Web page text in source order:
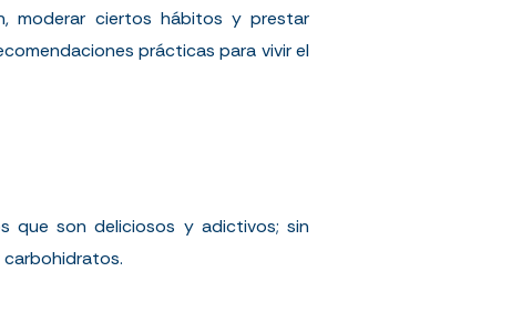
moderar ciertos hábitos y prestar
prácticas para vivir el
que son deliciosos y adictivos; sin